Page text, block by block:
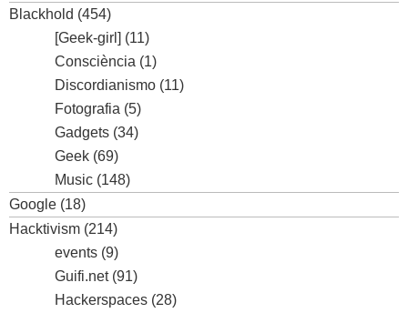
Blackhold (454)
[Geek-girl] (11)
Consciència (1)
Discordianismo (11)
Fotografia (5)
Gadgets (34)
Geek (69)
Music (148)
Google (18)
Hacktivism (214)
events (9)
Guifi.net(91)
Hackerspaces (28)